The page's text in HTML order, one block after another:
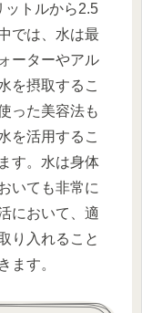
ットルから2.5
では、水は最
ーターやアル
を摂取するこ
った美容法も
を活用するこ
す。水は身体
いても非常に
において、適
り入れること
ます。